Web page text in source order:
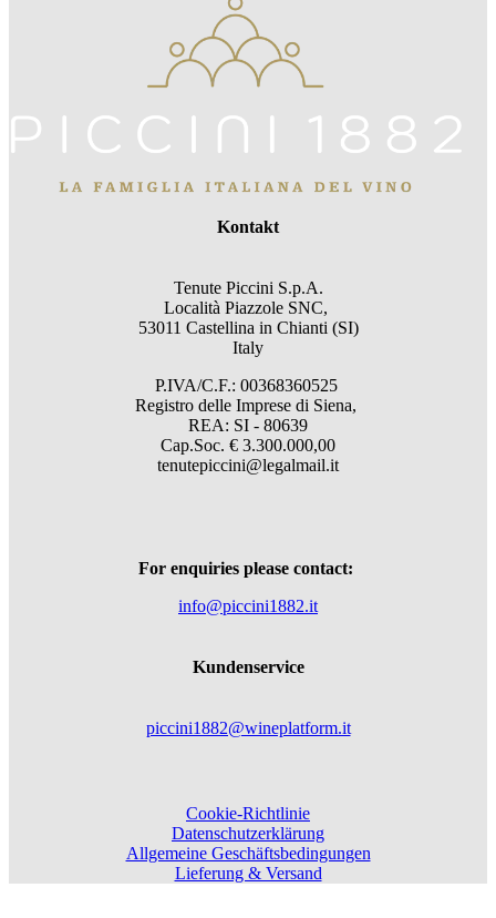
Kontakt
Tenute Piccini S.p.A.
Località Piazzole SNC,
53011 Castellina in Chianti (SI)
Italy
P.IVA/C.F.: 00368360525
Registro delle Imprese di Siena,
REA: SI - 80639
Cap.Soc. € 3.300.000,00
tenutepiccini@legalmail.it
For enquiries please contact:
info@piccini1882.it
Kundenservice
piccini1882@wineplatform.it
Cookie-Richtlinie
Datenschutzerklärung
Allgemeine Geschäftsbedingungen
Lieferung & Versand